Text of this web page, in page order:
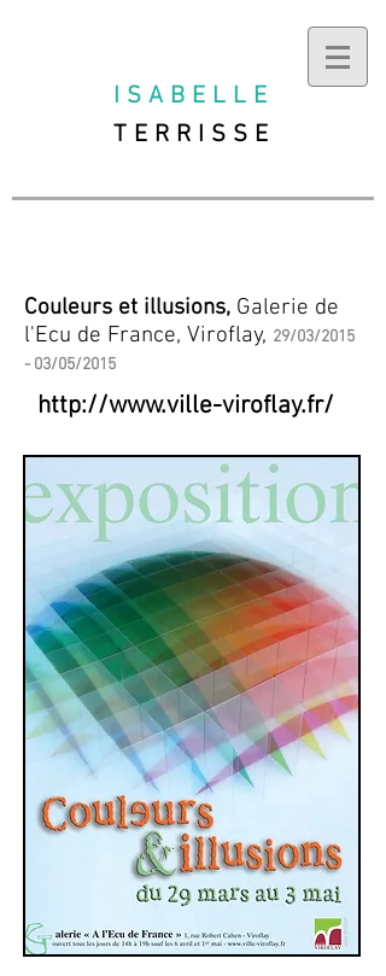
ISABELLE
TERRISSE
Couleurs et illusions, Galerie de
l'Ecu de France, Viroflay, 29/03/2015
- 03/05/2015
http://www.ville-viroflay.fr/